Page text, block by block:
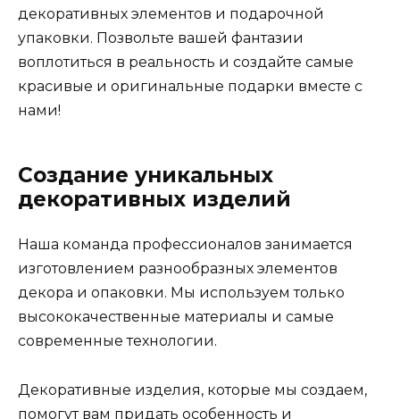
декоративных элементов и подарочной
упаковки. Позвольте вашей фантазии
воплотиться в реальность и создайте самые
красивые и оригинальные подарки вместе с
нами!
Создание уникальных
декоративных изделий
Наша команда профессионалов занимается
изготовлением разнообразных элементов
декора и опаковки. Мы используем только
высококачественные материалы и самые
современные технологии.
Декоративные изделия, которые мы создаем,
помогут вам придать особенность и